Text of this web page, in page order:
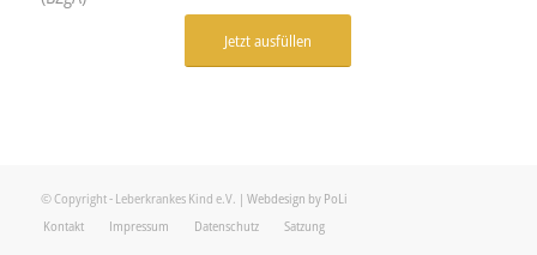
Jetzt ausfüllen
© Copyright - Leberkrankes Kind e.V. | Webdesign by PoLi
Kontakt
Impressum Datenschutz Satzung